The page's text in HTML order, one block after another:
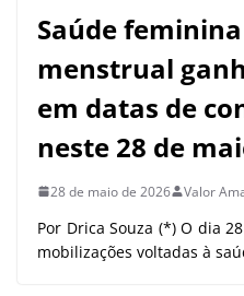
Saúde
menstrual
em datas de
neste 28 de
28 de maio de 2026 Valor
Por Drica Souza (*) O dia
mobilizações voltadas à